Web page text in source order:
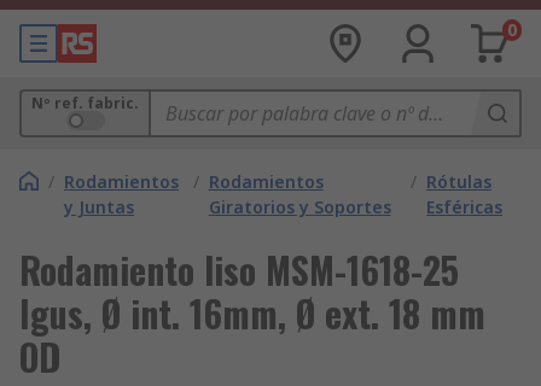
0
Nº ref. fabric.
/ Rodamientos
y Juntas
/ Rodamientos
Giratorios y Soportes
/ Rótulas
Esféricas
Rodamiento liso MSM-1618-25
Igus, Ø int. 16mm, Ø ext. 18 mm
OD